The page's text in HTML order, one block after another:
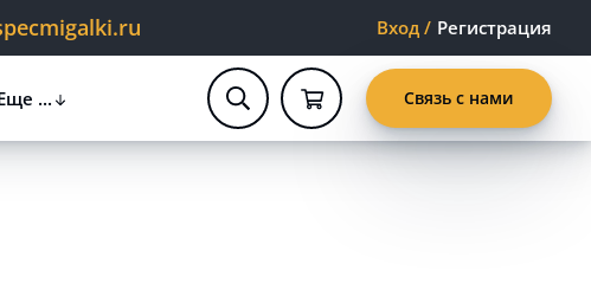
Вход / Регистрация
... Связь с нами